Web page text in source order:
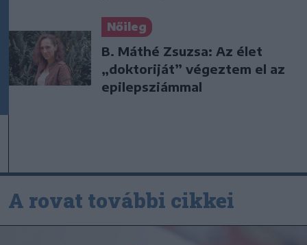
Nőileg
B. Máthé Zsuzsa: Az élet
„doktoriját” végeztem el az
epilepsziámmal
A rovat további cikkei